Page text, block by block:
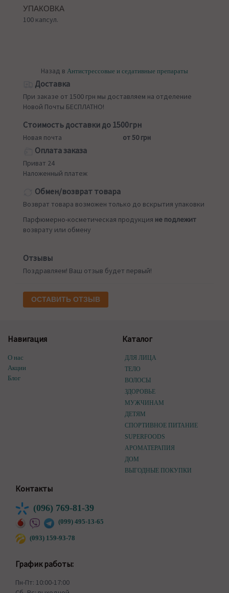
УПАКОВКА
100 капсул.
Назад в Антистрессовые и седативные препараты
Доставка
При заказе от 1500 грн мы доставляем на отделение
Новой Почты БЕСПЛАТНО!
Стоимость доставки до 1500грн
Новая почта от 50 грн
Оплата заказа
Приват 24
Наложенный платеж
Обмен/возврат товара
Возврат товара возможен только до вскрытия упаковки
Парфюмерно-косметическая продукция не подлежит
возврату или обмену
Отзывы
Поздравляем! Ваш отзыв будет первый!
ОСТАВИТЬ ОТЗЫВ
Навигация
О нас
Акции
Блог
Каталог
ДЛЯ ЛИЦА
ТЕЛО
ВОЛОСЫ
ЗДОРОВЬЕ
МУЖЧИНАМ
ДЕТЯМ
СПОРТИВНОЕ ПИТАНИЕ
SUPERFOODS
АРОМАТЕРАПИЯ
ДОМ
ВЫГОДНЫЕ ПОКУПКИ
Контакты
(096) 769-81-39
(099) 495-13-65
(093) 159-93-78
График работы:
Пн-Пт: 10:00-17:00